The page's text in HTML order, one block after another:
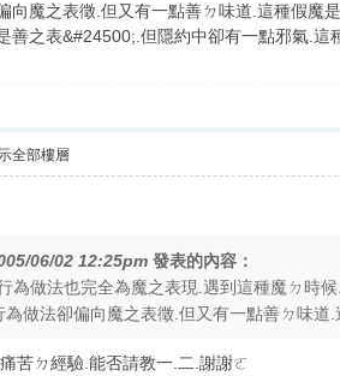
向魔之表徵.但又有一點善ㄉ味道.這種假魔
善之表&#24500;.但隱約中卻有一點邪氣.
全部樓層
06/02 12:25pm 發表的內容：
為做法也完全為魔之表現.遇到這種魔ㄉ時
為做法卻偏向魔之表徵.但又有一點善ㄉ味
苦ㄉ經驗.能否請教一.二.謝謝ㄛ